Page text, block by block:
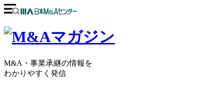
M&A・事業承継の情報を
わかりやすく発信